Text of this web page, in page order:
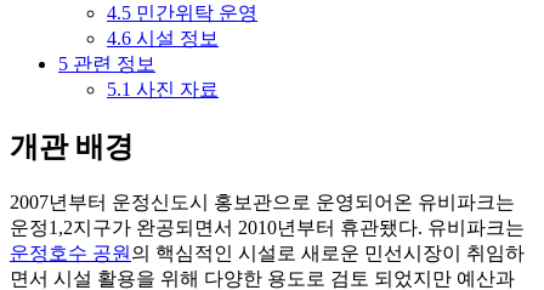
4.5 민간위탁 운영
4.6 시설 정보
5 관련 정보
5.1 사진 자료
개관 배경
2007년부터 운정신도시 홍보관으로 운영되어온 유비파크는
운정1,2지구가 완공되면서 2010년부터 휴관됐다. 유비파크는
운정호수 공원 의 핵심적인 시설로 새로운 민선시장이 취임하
면서 시설 활용을 위해 다양한 용도로 검토 되었지만 예산과